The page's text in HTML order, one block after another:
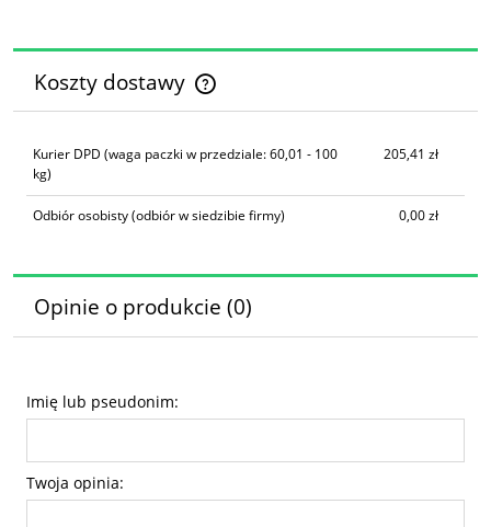
Koszty dostawy
Cena nie zawiera ewentualnych kosztów płatności
Kurier DPD (waga paczki w przedziale: 60,01 - 100
kg)
205,41 zł
Odbiór osobisty(odbiór w siedzibie firmy) 0,00 zł
Opinie o produkcie (0)
Imię lub pseudonim:
Twoja opinia: